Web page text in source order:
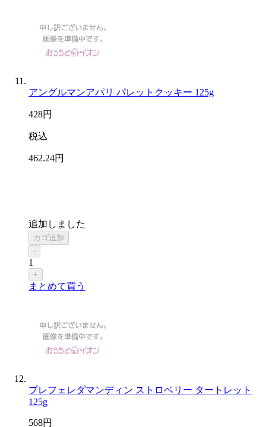
アングルマンアパリ パレットクッキー 125g
428円
税込
462.24円
追加しました
カゴ追加
-
1
+
まとめて買う
プレフェレダマンディン ストロベリー タートレット
125g
568円